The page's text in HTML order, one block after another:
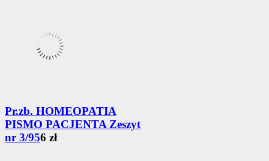
Pr.zb. HOMEOPATIA
PISMO PACJENTA Zeszyt
nr 3/956 zł